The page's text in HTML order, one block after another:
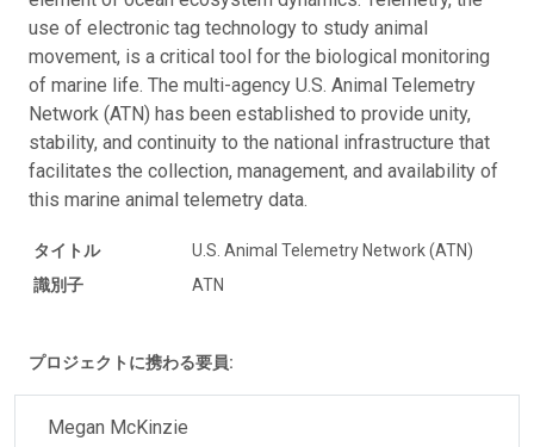
use of electronic tag technology to study animal
movement, is a critical tool for the biological monitoring
of marine life. The multi-agency U.S. Animal Telemetry
Network (ATN) has been established to provide unity,
stability, and continuity to the national infrastructure that
facilitates the collection, management, and availability of
this marine animal telemetry data.
タイトル
U.S. Animal Telemetry Network (ATN)
識別子
ATN
プロジェクトに携わる要員:
Megan McKinzie